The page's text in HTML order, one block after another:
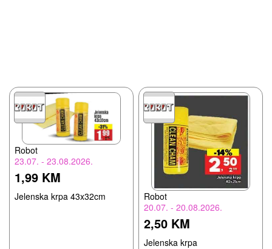
Robot
23.07. - 23.08.2026.
1,99 KM
Jelenska krpa 43x32cm
Robot
20.07. - 20.08.2026.
2,50 KM
Jelenska krpa